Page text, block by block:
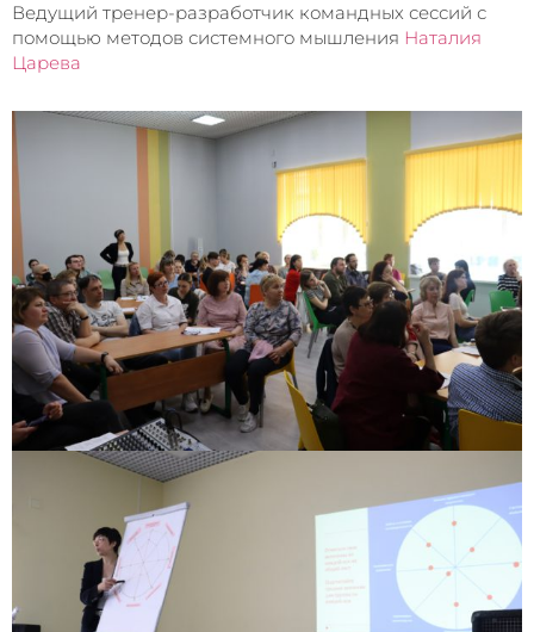
Ведущий тренер-разработчик командных сессий с
помощью методов системного мышления Наталия
Царева